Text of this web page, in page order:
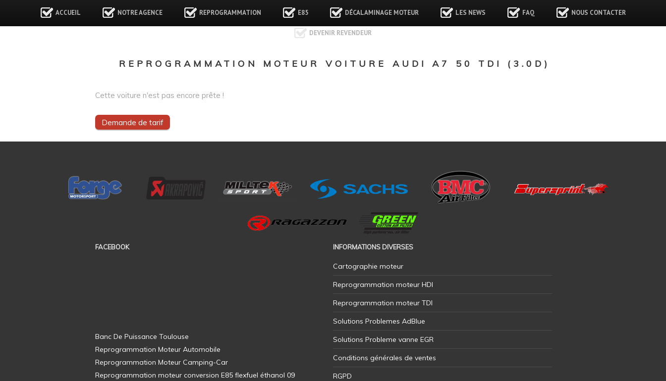
ACCUEIL NOTRE AGENCE REPROGRAMMATION E85 DÉCALAMINAGE MOTEUR LES NEWS FAQ NOUS CONTACTER
DEVENIR REVENDEUR
REPROGRAMMATION MOTEUR VOITURE AUDI A7 50 TDI (3.0D)
Cette voiture n'est pas encore prête !
Demande de tarif
FACEBOOK INFORMATIONS DIVERSES
Cartographie moteur
Reprogrammation moteur HDI
Reprogrammation moteur TDI
Solutions Problemes AdBlue
Solutions Probleme vanne EGR
Conditions générales de ventes
RGPD
Banc De Puissance Toulouse
Reprogrammation Moteur Automobile
Reprogrammation Moteur Camping-Car
Reprogrammation moteur conversion E85 flexfuel éthanol 09